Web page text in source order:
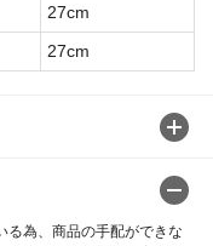
為、商品の手配ができな
27cm
27cm